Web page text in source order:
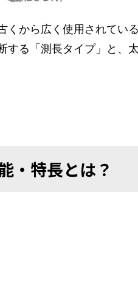
くから広く使用されてい
る「測長タイプ」と、
・特長とは？